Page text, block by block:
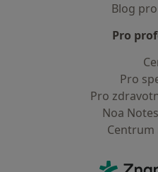
Blog
Pro
Pro
Pro
Noa Notes
Centrum